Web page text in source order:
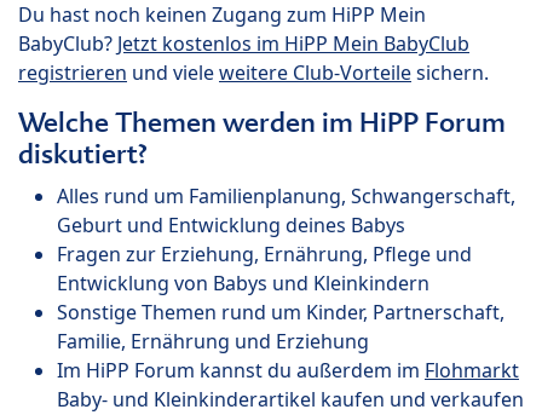
Du hast noch keinen Zugang zum HiPP Mein
BabyClub? Jetzt kostenlos im HiPP Mein BabyClub
registrieren und vieleweitere Club-Vorteilesichern.
Welche Themen werden im HiPP Forum
diskutiert?
Alles rund um Familienplanung, Schwangerschaft,
Geburt und Entwicklung deines Babys
Fragen zur Erziehung, Ernährung, Pflege und
Entwicklung von Babys und Kleinkindern
Sonstige Themen rund um Kinder, Partnerschaft,
Familie, Ernährung und Erziehung
Im HiPP Forum kannst du außerdem im Flohmarkt
Baby- und Kleinkinderartikel kaufen und verkaufen